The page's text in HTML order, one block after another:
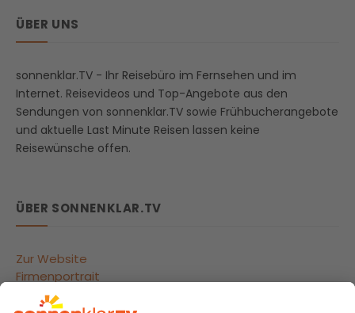
ÜBER UNS
sonnenklar.TV - Ihr Reisebüro im Fernsehen und im
Internet. Reisevideos und Top-Angebote aus den
Sendungen von sonnenklar.TV sowie Frühbucherangebote
und aktuelle Last Minute Reisen lassen keine
Reisewünsche offen.
ÜBER SONNENKLAR.TV
Zur Website
Firmenportrait
Reisegutscheine